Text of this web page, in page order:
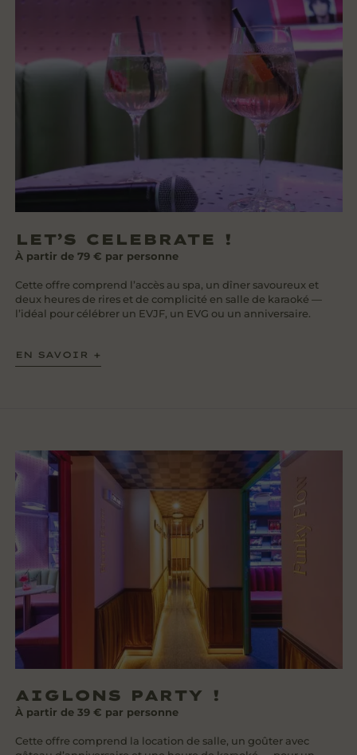
LET’S CELEBRATE !
À partir de 79 € par personne
Cette offre comprend l’accès au spa, un dîner savoureux et
deux heures de rires et de complicité en salle de karaoké —
l’idéal pour célébrer un EVJF, un EVG ou un anniversaire.
EN SAVOIR +
AIGLONS PARTY !
À partir de 39 € par personne
Cette offre comprend la location de salle, un goûter avec